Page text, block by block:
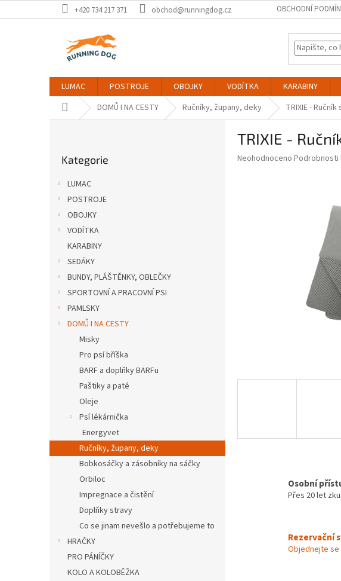
na
+420 734 217 371 obchod@runningdog.cz OBCHODNÍ
LUMAC POSTROJE OBOJKY VODÍTKA KARABINY
Domů DOMŮ I NA CESTY Ručníky, župany, deky TRIXIE -
kategorie
Kategorie
LUMAC
POSTROJE
OBOJKY
VODÍTKA
KARABINY
SEDÁKY
BUNDY, PLÁŠTĚNKY, OBLEČKY
SPORTOVNÍ A PRACOVNÍ PSI
PAMLSKY
DOMŮ I NA CESTY
Misky
Pro psí bříška
BARF a doplňky BARFu
Paštiky a paté
Oleje
Psí lékárnička
Energyvet
Ručníky, župany, deky
Bobkosáčky a zásobníky na sáčky
Orbiloc
Impregnace a čistění
Doplňky stravy
Co se jinam nevešlo a potřebujeme to
HRAČKY
PRO PÁNÍČKY
KOLO A KOLOBĚŽKA
TRIXIE -
Průměrné
Neohodnoceno Podrobnosti
Osobní
Přes 20 let
Rezervační
Objednejte se